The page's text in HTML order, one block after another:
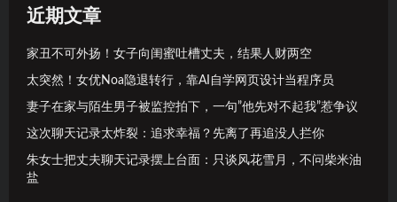
近期文章
家丑不可外扬！女子向闺蜜吐槽丈夫，结果人财两空
太突然！女优Noa隐退转行，靠AI自学网页设计当程序员
妻子在家与陌生男子被监控拍下，一句”他先对不起我”惹争议
这次聊天记录太炸裂：追求幸福？先离了再追没人拦你
朱女士把丈夫聊天记录摆上台面：只谈风花雪月，不问柴米油
盐